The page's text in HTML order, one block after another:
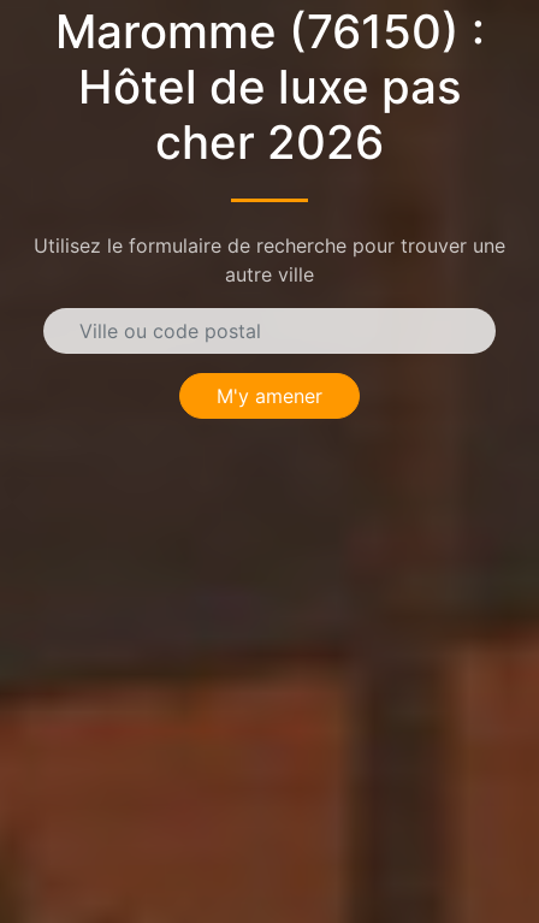
Maromme (76150) :
Hôtel de luxe pas
cher 2026
Utilisez le formulaire de recherche pour trouver une
autre ville
M'y amener